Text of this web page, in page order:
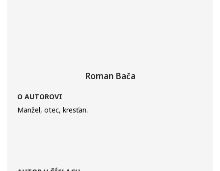
Roman Bača
O AUTOROVI
Manžel, otec, kresťan.